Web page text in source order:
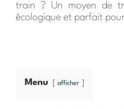
train ? Un moyen de
écologique et parfait
Menu afficher